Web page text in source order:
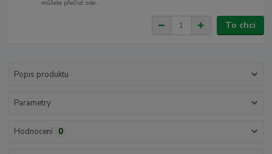
můžete přečíst zde...
To chci
Popis produktu
Parametry
Hodnocení 0